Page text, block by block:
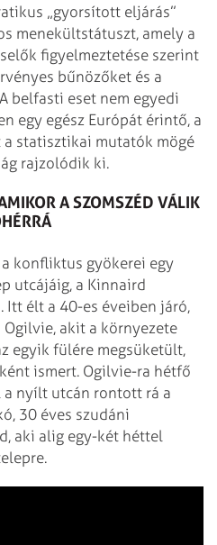
„gyorsított eljárás”
menekültstátuszt, amely a
figyelmeztetése szerint
bűnözőket és a
belfasti eset nem egyedi
egy egész Európát érintő, a
statisztikai mutatók mögé
rajzolódik ki.
A SZOMSZÉD VÁLIK
konfliktus gyökerei egy
utcájáig, a Kinnaird
Itt élt a 40-es éveiben járó,
Ogilvie, akit a környezete
egyik fülére megsüketült,
ismert. Ogilvie-ra hétfő
a nyílt utcán rontott rá a
30 éves szudáni
aki alig egy-két héttel